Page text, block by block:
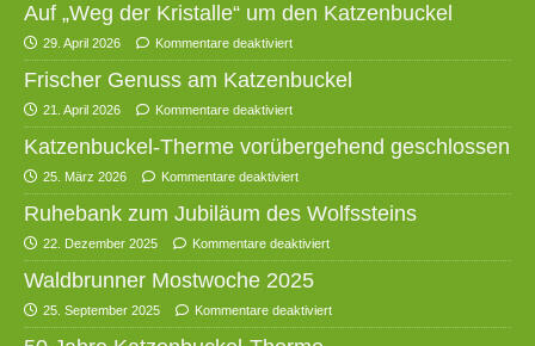
Auf „Weg der Kristalle“ um den Katzenbuckel
29. April 2026 Kommentare deaktiviert
Frischer Genuss am Katzenbuckel
21. April 2026 Kommentare deaktiviert
Katzenbuckel-Therme vorübergehend geschlossen
25. März 2026 Kommentare deaktiviert
Ruhebank zum Jubiläum des Wolfssteins
22. Dezember 2025 Kommentare deaktiviert
Waldbrunner Mostwoche 2025
25. September 2025 Kommentare deaktiviert